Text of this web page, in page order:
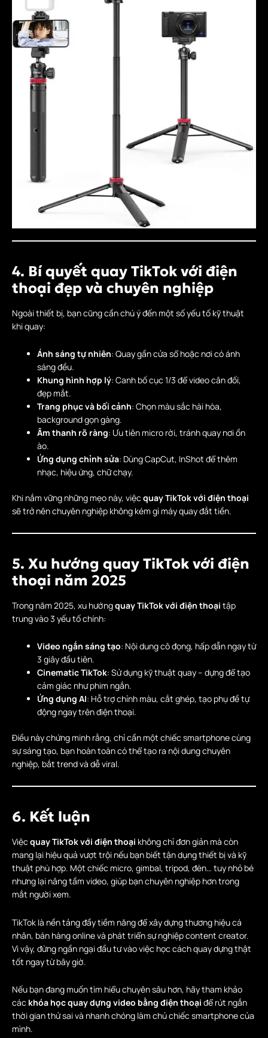
4. Bí quyết quay TikTok với điện
thoại đẹp và chuyên nghiệp
Ngoài thiết bị, bạn cũng cần chú ý đến một số yếu tố kỹ thuật
khi quay:
Ánh sáng tự nhiên: Quay gần cửa sổ hoặc nơi có ánh
sáng đều.
Khung hình hợp lý: Canh bố cục 1/3 để video cân đối,
đẹp mắt.
Trang phục và bối cảnh: Chọn màu sắc hài hòa,
background gọn gàng.
Âm thanh rõ ràng: Ưu tiên micro rời, tránh quay nơi ồn
ào.
Ứng dụng chỉnh sửa: Dùng CapCut, InShot để thêm
nhạc, hiệu ứng, chữ chạy.
Khi nắm vững những mẹo này, việc quay TikTok với điện thoại
sẽ trở nên chuyên nghiệp không kém gì máy quay đắt tiền.
5. Xu hướng quay TikTok với điện
thoại năm 2025
Trong năm 2025, xu hướngquay TikTok với điện thoại tập
trung vào 3 yếu tố chính:
Video ngắn sáng tạo: Nội dung cô đọng, hấp dẫn ngay từ
3 giây đầu tiên.
Cinematic TikTok: Sử dụng kỹ thuật quay – dựng để tạo
cảm giác như phim ngắn.
Ứng dụng AI: Hỗ trợ chỉnh màu, cắt ghép, tạo phụ đề tự
động ngay trên điện thoại.
Điều này chứng minh rằng, chỉ cần một chiếc smartphone cùng
sự sáng tạo, bạn hoàn toàn có thể tạo ra nội dung chuyên
nghiệp, bắt trend và dễ viral.
6. Kết luận
Việc quay TikTok với điện thoại không chỉ đơn giản mà còn
mang lại hiệu quả vượt trội nếu bạn biết tận dụng thiết bị và kỹ
thuật phù hợp. Một chiếc micro, gimbal, tripod, đèn… tuy nhỏ bé
nhưng lại nâng tầm video, giúp bạn chuyên nghiệp hơn trong
mắt người xem.
TikTok là nền tảng đầy tiềm năng để xây dựng thương hiệu cá
nhân, bán hàng online và phát triển sự nghiệp content creator.
Vì vậy, đừng ngần ngại đầu tư vào việc học cách quay dựng thật
tốt ngay từ bây giờ.
Nếu bạn đang muốn tìm hiểu chuyên sâu hơn, hãy tham khảo
các khóa học quay dựng video bằng điện thoại để rút ngắn
thời gian thử sai và nhanh chóng làm chủ chiếc smartphone của
mình.